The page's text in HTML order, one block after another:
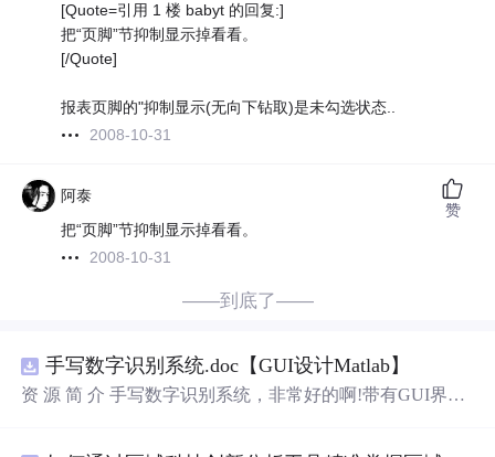
[Quote=引用 1 楼 babyt 的回复:]
把“页脚”节抑制显示掉看看。
[/Quote]
报表页脚的"抑制显示(无向下钻取)是未勾选状态..
2008-10-31
阿泰
把“页脚”节抑制显示掉看看。
2008-10-31
赞
——到底了——
手写数字识别系统.doc【GUI设计Matlab】
资 源 简 介 手写数字识别系统，非常好的啊!带有GUI界